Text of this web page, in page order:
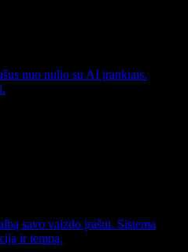
nuo nulio su AI įrankiais.
savo vaizdo įrašui. Sistema
ir tempą.